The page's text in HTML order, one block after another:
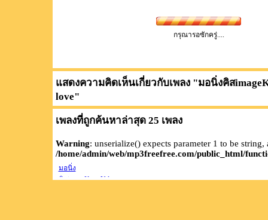
กรุณารอซักครู่....
แสดงความคิดเห็นเกี่ยวกับเพลง "มอนิ่งคิส
love"
เพลงที่ถูกค้นหาล่าสุด 25 เพลง
Warning: unserialize() expects parameter 1 to be
/home/admin/web/mp3freefree.com/public_html/
มอนิ่ง
คิสimageKopgYdream-